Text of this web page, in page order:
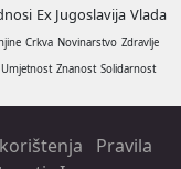
Ex Jugoslavija Vlada
Crkva Novinarstvo Zdravlje
Umjetnost Znanost Solidarnost
Pravila